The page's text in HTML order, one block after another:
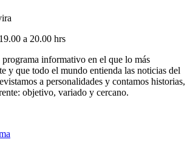
a 20.00 hrs
informativo en el que lo más
y que todo el mundo entienda las noticias del
a personalidades y contamos historias,
objetivo, variado y cercano.